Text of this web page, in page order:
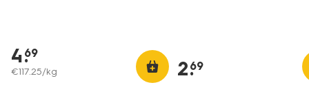
4.
69
€117.25/kg 2.
69